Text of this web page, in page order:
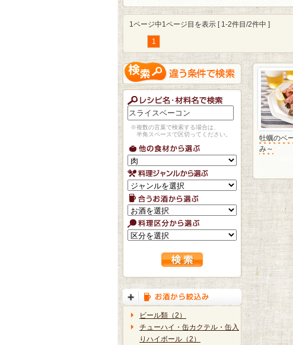
1ページ中1ページ目を表示 [ 1-2件目/2件中 ]
1
※複数の言葉で検索する場合は、
半角スペースで区切ってください。
ビール類（2）
チューハイ・缶カクテル・缶入
りハイボール（2）
牡蠣のベ
み～